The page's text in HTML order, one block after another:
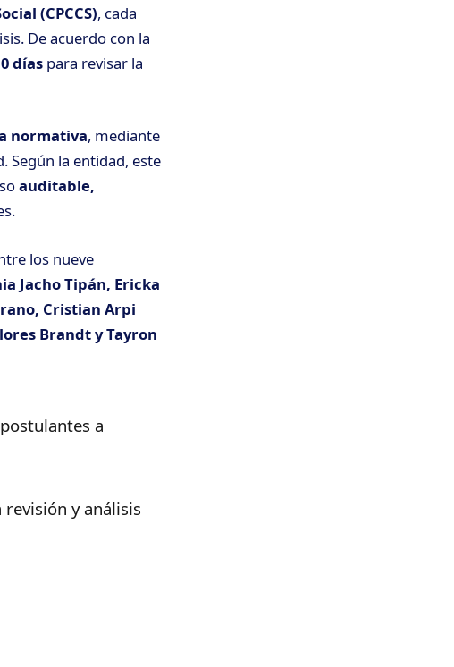
(CPCCS), cada
De acuerdo con la
días para revisar la
normativa, mediante
Según la entidad, este
auditable,
los nueve
Jacho Tipán, Ericka
Cristian Arpi
Brandt y Tayron
a
y análisis